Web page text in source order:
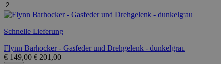
Schnelle Lieferung
Flynn Barhocker - Gasfeder und Drehgelenk - dunkelgrau
€ 149,00 € 201,00